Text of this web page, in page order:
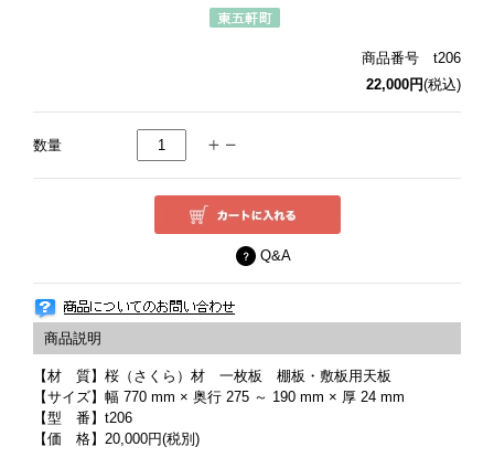
商品番号 t206
22,000円(税込)
数量
Q&A
【材 質】桜（さくら）材 一枚板 棚板・敷板用天板
【サイズ】幅 770 mm × 奥行 275 ～ 190 mm × 厚 24 mm
【型 番】t206
【価 格】20,000円(税別)